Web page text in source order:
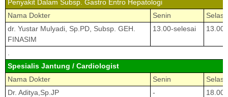
Penyakit Dalam Subsp. Gastro Entro Hepatologi
Nama Dokter
Senin
Selasa
dr. Yustar Mulyadi, Sp.PD, Subsp. GEH.
FINASIM
13.00-selesai
Spesialis Jantung / Cardiologist
Nama Dokter
Senin
Selasa
Dr. Aditya,Sp.JP
-